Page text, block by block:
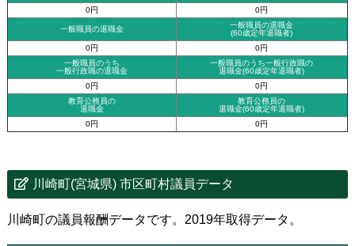
0円
0円
一般職員の退職金
一般職員の退職金
(60歳定年退職者)
0円
0円
一般職員のうち
一般行政職の退職金
一般職員のうち一般行政職の
退職金(60歳定年退職者)
0円
0円
教育公務員の
退職金
教育公務員の
退職金(60歳定年退職者)
0円
0円
川崎町(宮城県) 市区町村議員データ
川崎町の議員報酬データです。2019年取得データ。